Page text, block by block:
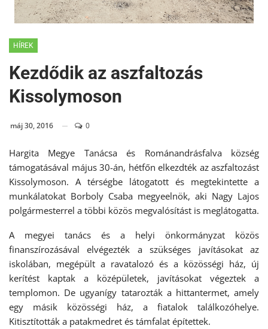
HÍREK
Kezdődik az aszfaltozás
Kissolymoson
máj 30, 2016 0
Hargita Megye Tanácsa és Románandrásfalva község
támogatásával május 30-án, hétfőn elkezdték az aszfaltozást
Kissolymoson. A térségbe látogatott és megtekintette a
munkálatokat Borboly Csaba megyeelnök, aki Nagy Lajos
polgármesterrel a többi közös megvalósítást is meglátogatta.
A megyei tanács és a helyi önkormányzat közös
finanszírozásával elvégezték a szükséges javításokat az
iskolában, megépült a ravatalozó és a közösségi ház, új
kerítést kaptak a középületek, javításokat végeztek a
templomon. De ugyanígy tatarozták a hittantermet, amely
egy másik közösségi ház, a fiatalok találkozóhelye.
Kitisztították a patakmedret és támfalat építettek.